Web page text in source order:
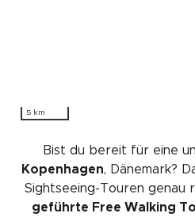
5 km
Bist du bereit für eine
Kopenhagen, Dänemark?
Sightseeing-Touren genau
geführte Free Walking